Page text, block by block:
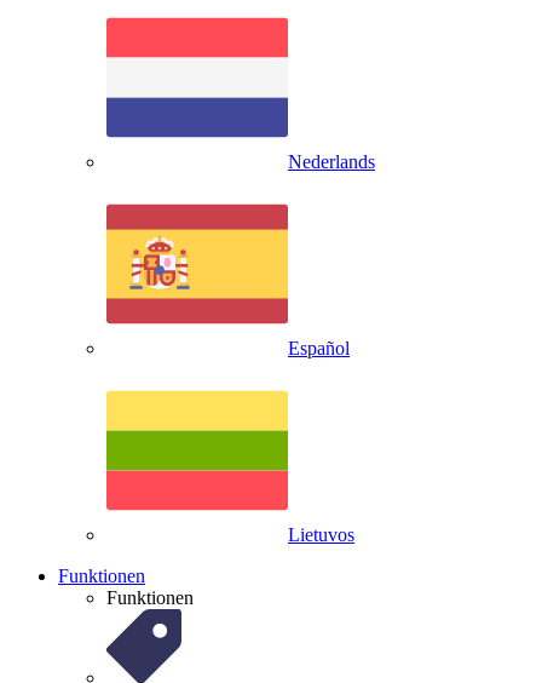
Nederlands
Español
Lietuvos
Funktionen
Funktionen